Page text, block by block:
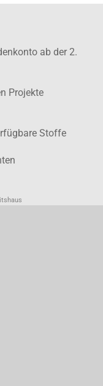
ab der 2.
Projekte
Stoffe